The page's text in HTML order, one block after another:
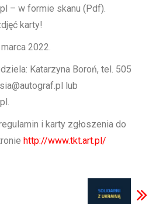
– w formie skanu (Pdf).
karty!
2022.
Katarzyna Boroń, tel. 505
lub
i karty zgłoszenia do
http://www.tkt.art.pl/